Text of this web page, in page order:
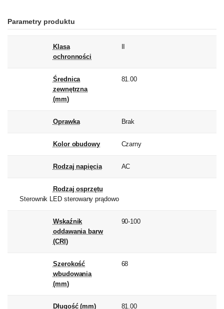
Parametry produktu
Klasa
ochronności
Średnica
zewnętrzna
(mm)
81.00
Oprawka Brak
Kolor obudowy Czarny
Rodzaj napięcia AC
Rodzaj osprzętu
Sterownik LED sterowany prądowo
Wskaźnik
oddawania barw
(CRI)
90-100
Szerokość
wbudowania
(mm)
68
Długość (mm) 81.00